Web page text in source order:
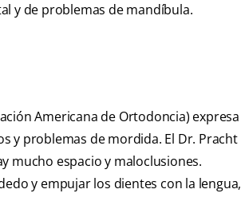
y de problemas de mandíbula.
Americana de Ortodoncia) expresa
y problemas de mordida. El Dr. Pracht
mucho espacio y maloclusiones.
y empujar los dientes con la lengua,